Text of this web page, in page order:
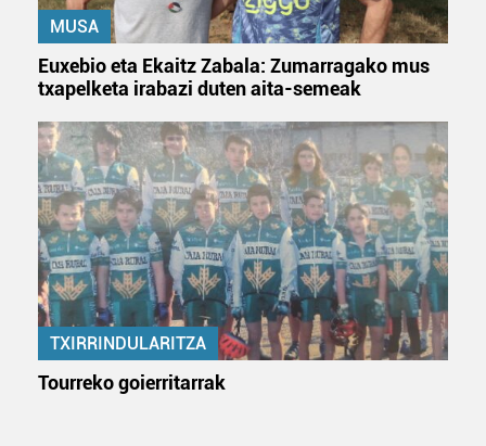
MUSA
Euxebio eta Ekaitz Zabala: Zumarragako mus
txapelketa irabazi duten aita-semeak
TXIRRINDULARITZA
Tourreko goierritarrak